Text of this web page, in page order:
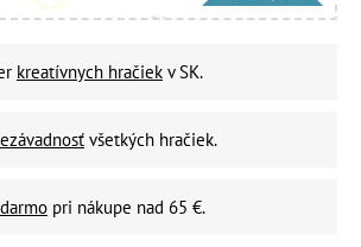
kreatívnych hračiek v SK.
všetkých hračiek.
pri nákupe nad 65 €.